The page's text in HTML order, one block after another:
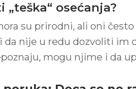
osećanja?
su prirodni, ali oni
da nije u redu dozvoliti
mogu njime i da